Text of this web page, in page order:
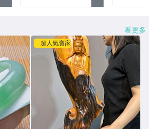
看更多
超人氣賣家